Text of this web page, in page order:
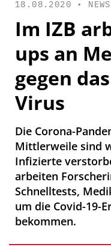
18.08.2020 • NEWS
Im IZB
ups an
gegen
Virus
Die Corona-
Mittlerweile sind
Infizierte
arbeiten
Schnelltests,
um die Covid-19-
bekommen.